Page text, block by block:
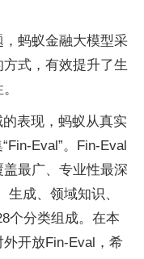
蚂蚁金融大模型采
式，有效提升了生
表现，蚂蚁从真实
Eval”。Fin-Eval
最广、专业性最深
生成、领域知识、
个分类组成。在本
开放Fin-Eval，希